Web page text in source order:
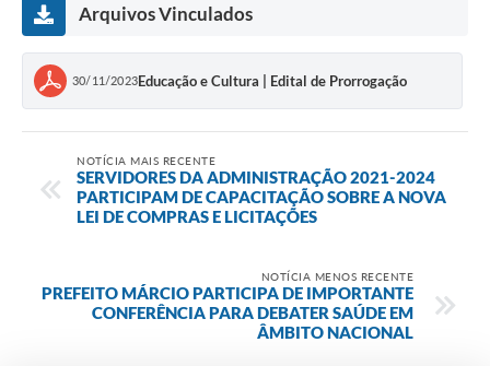
Arquivos Vinculados
30/11/2023Educação e Cultura | Edital de Prorrogação
NOTÍCIA MAIS RECENTE
SERVIDORES DA ADMINISTRAÇÃO 2021-2024
PARTICIPAM DE CAPACITAÇÃO SOBRE A NOVA
LEI DE COMPRAS E LICITAÇÕES
NOTÍCIA MENOS RECENTE
PREFEITO MÁRCIO PARTICIPA DE IMPORTANTE
CONFERÊNCIA PARA DEBATER SAÚDE EM
ÂMBITO NACIONAL